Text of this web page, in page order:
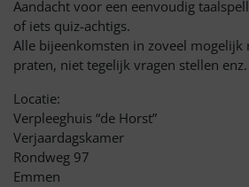
Aandacht voor een eenvoudig
of iets quiz-achtigs.
Alle bijeenkomsten in zoveel
praten, niet tegelijk vragen stellen enz.
Locatie:
Verpleeghuis “de Horst”
Verjaardagskamer
Rondweg 97
Emmen